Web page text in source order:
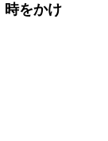
。夏の